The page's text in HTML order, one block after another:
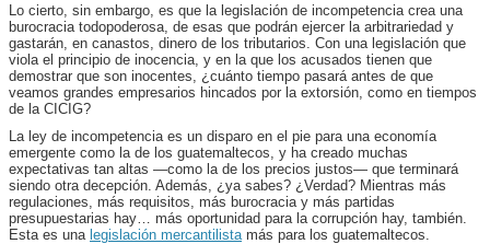
Lo cierto, sin embargo, es que la legislación de incompetencia crea una
burocracia todopoderosa, de esas que podrán ejercer la arbitrariedad y
gastarán, en canastos, dinero de los tributarios. Con una legislación que
viola el principio de inocencia, y en la que los acusados tienen que
demostrar que son inocentes, ¿cuánto tiempo pasará antes de que
veamos grandes empresarios hincados por la extorsión, como en tiempos
de la CICIG?
La ley de incompetencia es un disparo en el pie para una economía
emergente como la de los guatemaltecos, y ha creado muchas
expectativas tan altas —como la de los precios justos— que terminará
siendo otra decepción. Además, ¿ya sabes? ¿Verdad? Mientras más
regulaciones, más requisitos, más burocracia y más partidas
presupuestarias hay… más oportunidad para la corrupción hay, también.
Esta es una legislación mercantilista más para los guatemaltecos.